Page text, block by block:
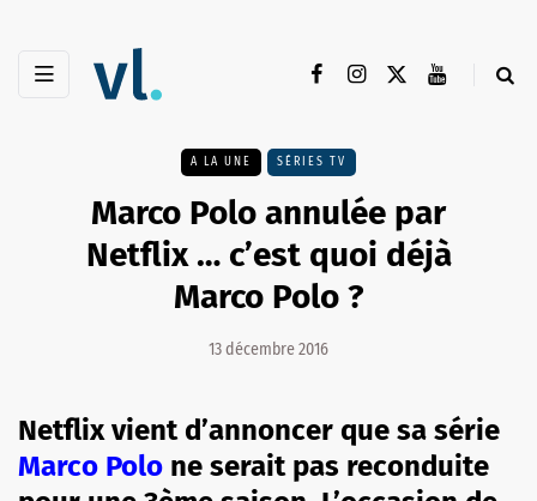
A LA UNE SÉRIES TV
Marco Polo annulée par
Netflix … c’est quoi déjà
Marco Polo ?
13 décembre 2016
Netflix vient d’annoncer que sa série
Marco Polo ne serait pas reconduite